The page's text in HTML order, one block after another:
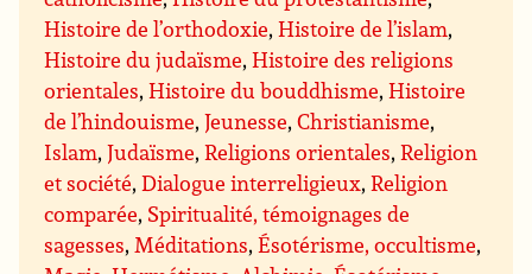
Histoire de l’orthodoxie,Histoire de l’islam,
Histoire du judaïsme,Histoire des religions
orientales,Histoire du bouddhisme,Histoire
de l’hindouisme,Jeunesse,Christianisme,
Islam,Judaïsme,Religions orientales,Religion
et société,Dialogue interreligieux,Religion
comparée, Spiritualité, témoignages de
sagesses, Méditations,Ésotérisme, occultisme,